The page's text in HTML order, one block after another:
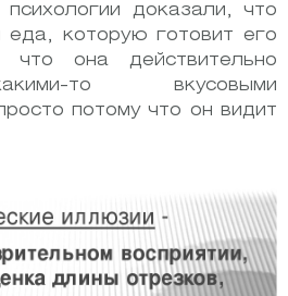
доказали, что
еда, которую готовит его
она действительно
то вкусовыми
потому что он видит